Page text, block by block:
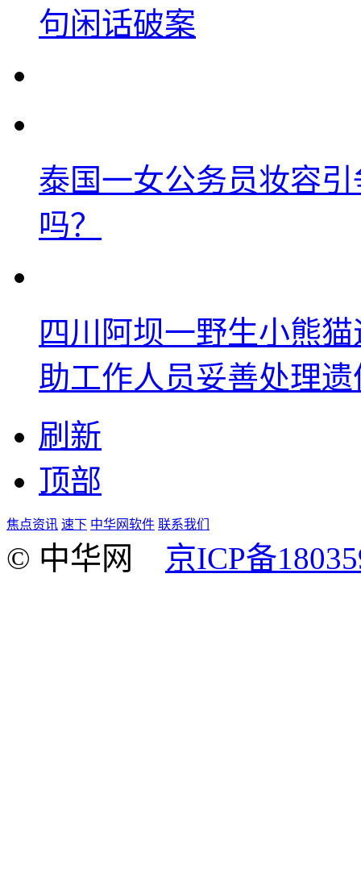
句闲话破案
泰国一女公务员妆容
吗？
四川阿坝一野生小熊
助工作人员妥善处理遗
刷新
顶部
焦点资讯 速下 中华网软件 联系我们
© 中华网 京ICP备